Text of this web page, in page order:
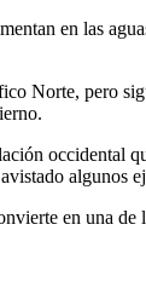
en las
Norte, pero
occidental
algunos
en una